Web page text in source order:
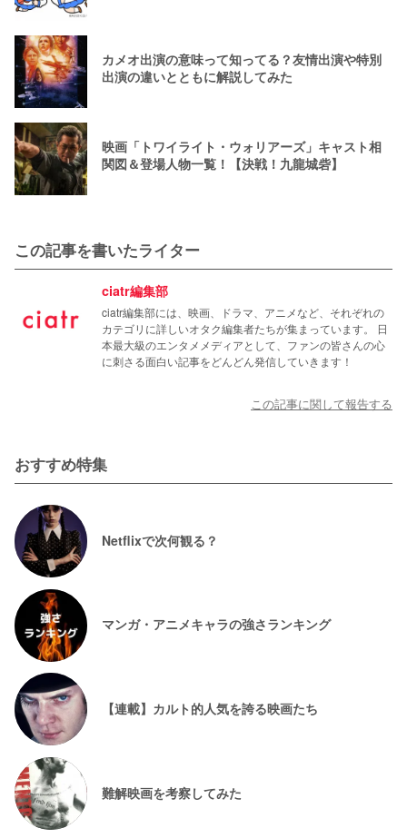
カメオ出演の意味って知ってる？友情出演や特別
出演の違いとともに解説してみた
映画「トワイライト・ウォリアーズ」キャスト相
関図＆登場人物一覧！【決戦！九龍城砦】
この記事を書いたライター
ciatr編集部
ciatr編集部には、映画、ドラマ、アニメなど、それぞれの
カテゴリに詳しいオタク編集者たちが集まっています。 日
本最大級のエンタメメディアとして、ファンの皆さんの心
に刺さる面白い記事をどんどん発信していきます！
この記事に関して報告する
おすすめ特集
Netflixで次何観る？
マンガ・アニメキャラの強さランキング
【連載】カルト的人気を誇る映画たち
難解映画を考察してみた